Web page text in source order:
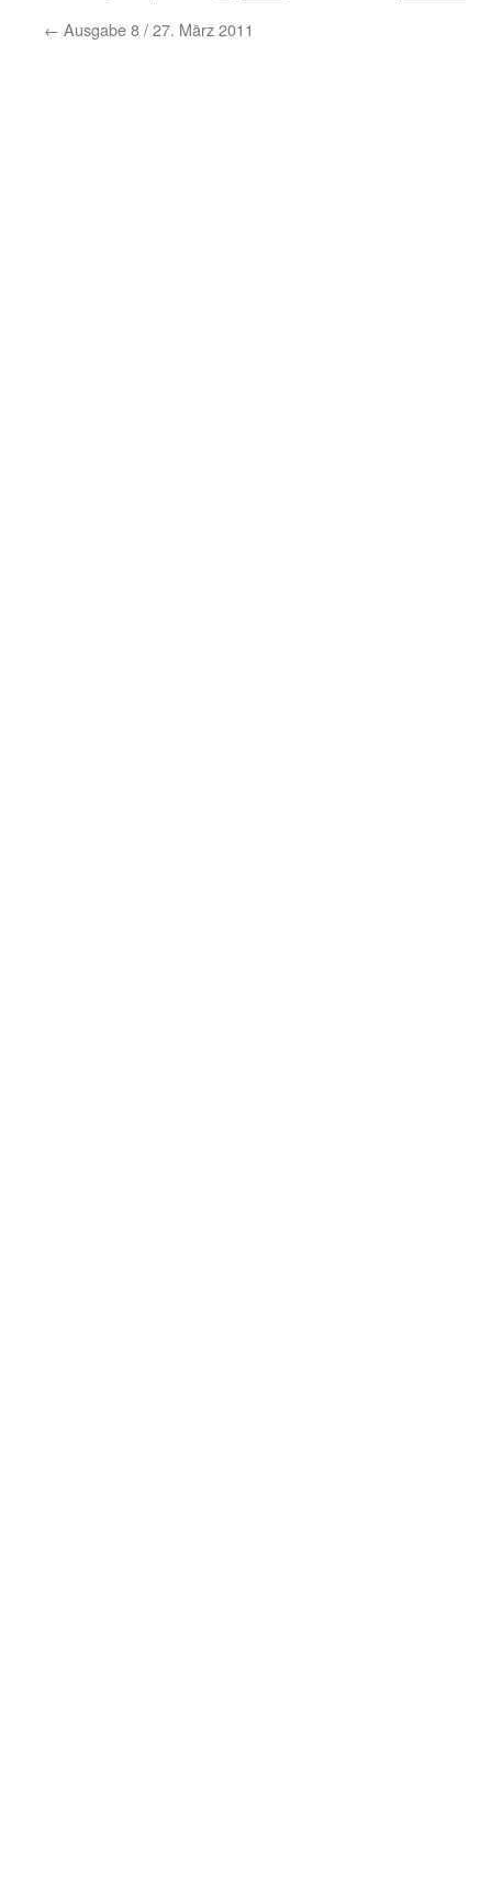
← Ausgabe 8 / 27. März 2011